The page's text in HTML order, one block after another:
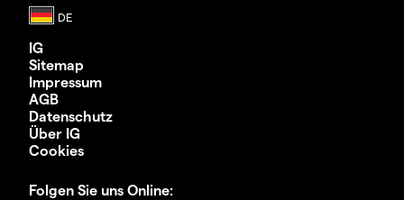
IG
Sitemap
Impressum
AGB
Datenschutz
Über IG
Cookies
Folgen Sie uns Online: